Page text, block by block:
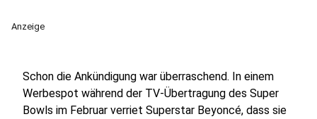
Anzeige
Schon die Ankündigung war überraschend. In einem
Werbespot während der TV-Übertragung des Super
Bowls im Februar verriet Superstar Beyoncé, dass sie